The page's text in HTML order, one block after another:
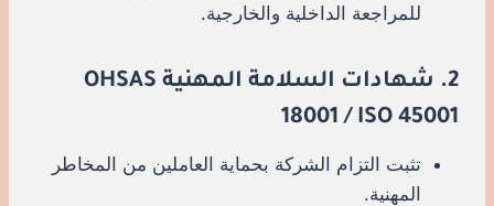
للمراجعة الداخلية والخارجية.
2. شهادات السلامة المهنية OHSAS
18001 / ISO 45001
تثبت التزام الشركة بحماية العاملين من المخاطر
المهنية.